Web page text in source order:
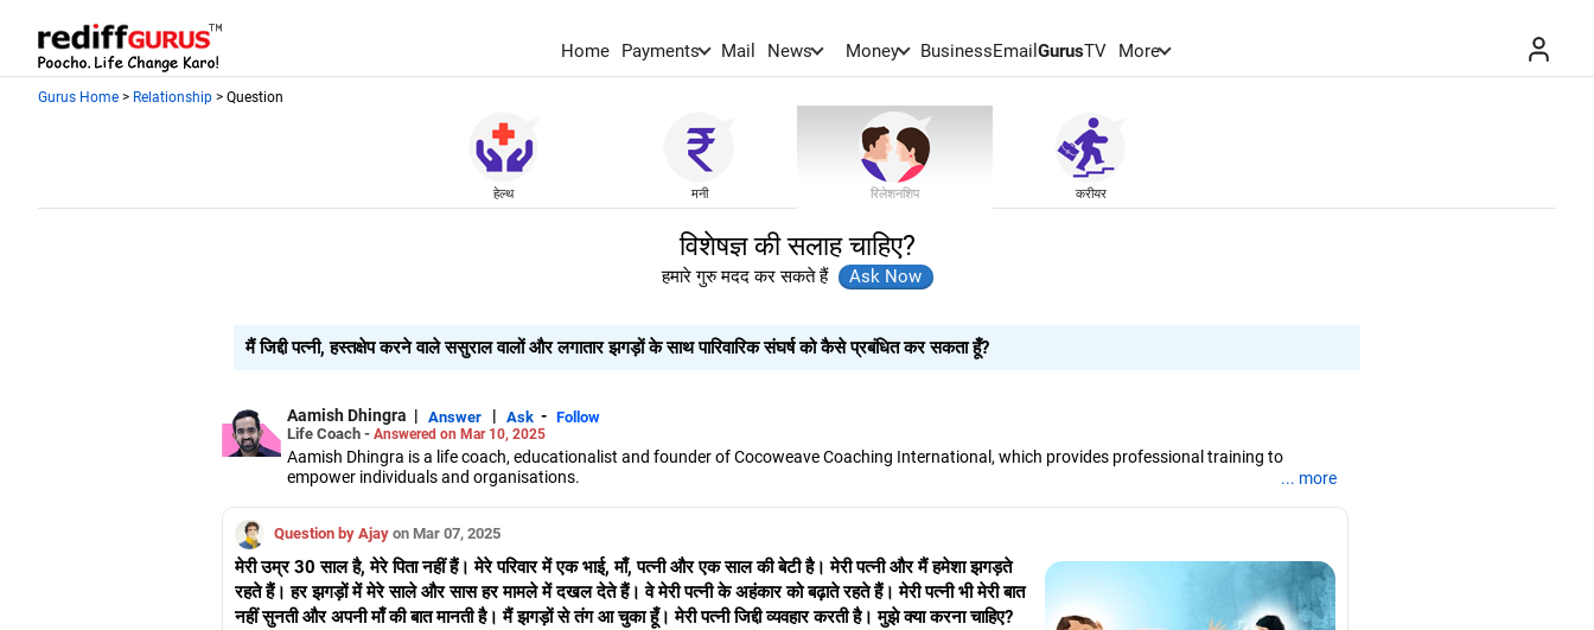
Home Payments Mail News Money BusinessEmail GurusTV More
Gurus Home > Relationship > Question
हेल्थ मनी रिलेशनशिप करीयर
विशेषज्ञ की सलाह चाहिए?
हमारे गुरु मदद कर सकते हैं
मैं जिद्दी पत्नी, हस्तक्षेप करने वाले ससुराल वालों और लगातार झगड़ों के साथ पारिवारिक संघर्ष को कैसे प्रबंधित कर सकता हूँ?
Aamish Dhingra | Answer | Ask - Follow
Life Coach - Answered on Mar 10, 2025
Aamish Dhingra is a life coach, educationalist and founder of Cocoweave Coaching International, which provides professional training to
empower individuals and organisations.
Aamish completed his BBA (bachelor of business administration) from Amity University and MBA from Jamia Hamdard University, both in Noida.
He holds a PCC (professional certified coach) certification from the International Coaching Federation, USA, and a credentialed practitioner of
coaching certification from the International Coach Guild, Australia.
... more
Question by Ajay on Mar 07, 2025
मेरी उम्र 30 साल है, मेरे पिता नहीं हैं। मेरे परिवार में एक भाई, माँ, पत्नी और एक साल की बेटी है। मेरी पत्नी और मैं हमेशा झगड़ते
रहते हैं। हर झगड़ों में मेरे साले और सास हर मामले में दखल देते हैं। वे मेरी पत्नी के अहंकार को बढ़ाते रहते हैं। मेरी पत्नी भी मेरी बात
नहीं सुनती और अपनी माँ की बात मानती है। मैं झगड़ों से तंग आ चुका हूँ। मेरी पत्नी जिद्दी व्यवहार करती है। मुझे क्या करना चाहिए?